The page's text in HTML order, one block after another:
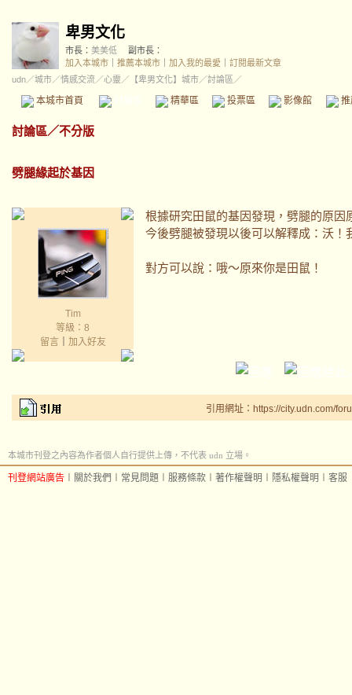
卑男文化
市長： 美美低
副市長：
加入本城市
推薦本城市 加入我的最愛
訂閱最新文章
udn／城市／情感交流／心靈 ／ 【卑男文化】城市／討論區／
本城市首頁 精華區 投票區 影像館
討論區／不分版
劈腿緣起於基因
Tim
等級：8
留言｜ 加入好友
根據研究田鼠的基因發現，劈腿的原因
今後劈腿被發現以後可以解釋成：沃
對方可以說：哦～原來你是田鼠！
引用網址：https://city.udn.com/
本城市刊登之內容為作者個人自行提供上傳，不代表 udn 立場。
刊登網站廣告 關於我們 常見問題 服務條款 著作權聲明 隱私權聲明 客服